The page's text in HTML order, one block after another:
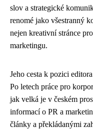
slov a strategické
renomé jako všestranný
nejen kreativní stránce
marketingu.
Jeho cesta k pozici
Po letech práce pro
jak velká je v českém
informací o PR a
články a překládanými